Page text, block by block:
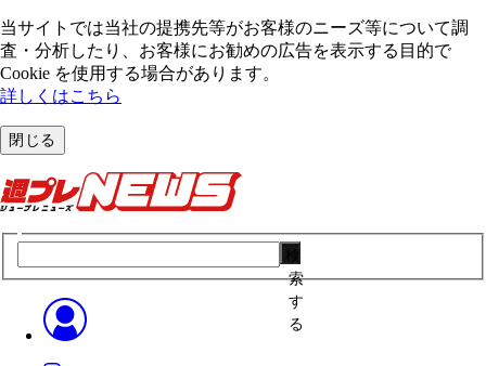
当サイトでは当社の提携先等がお客様のニーズ等について調
査・分析したり、お客様にお勧めの広告を表⽰する⽬的で
Cookie を使⽤する場合があります。
詳しくはこちら
閉じる
索
す
る